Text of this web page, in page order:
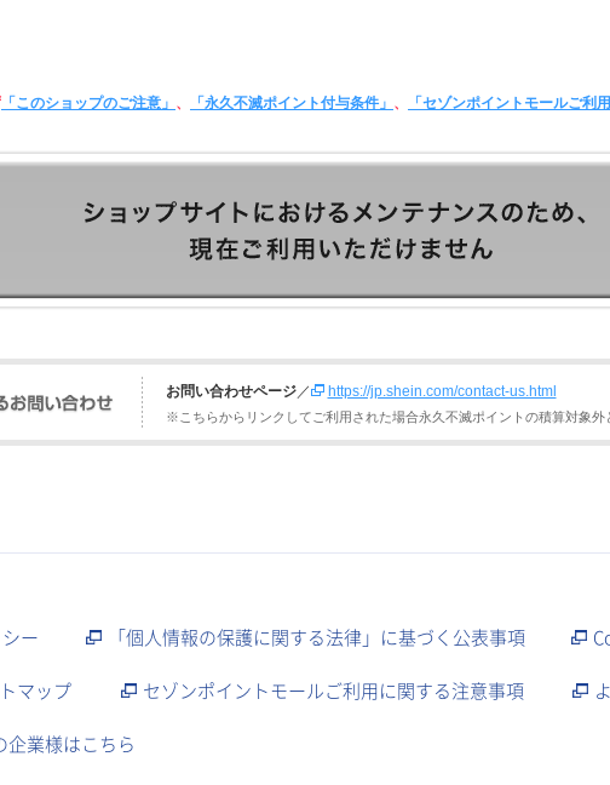
「このショップのご注意」 、 「永久不滅ポイント付与条件」 、 「セゾンポイントモールご利
お問い合わせページ／ https://jp.shein.com/contact-us.html
※こちらからリンクしてご利用された場合永久不滅ポイントの積算対象外
ー 「個人情報の保護に関する法律」に基づく公表事項
マップ セゾンポイントモールご利用に関する注意事項
業様はこちら